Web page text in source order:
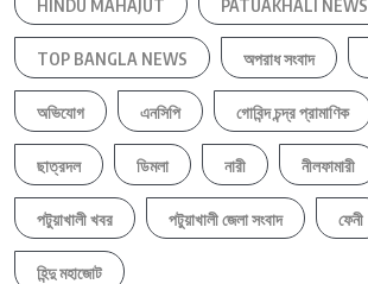
HINDU MAHAJUT PATUAKHALI NEWS
TOP BANGLA NEWS অপরাধ সংবাদ
অভিযোগ এনসিপি গোবিন্দ চন্দ্র প্রামাণিক
ছাত্রদল ডিমলা নারী নীলফামারী
পটুয়াখালী খবর পটুয়াখালী জেলা সংবাদ ফেনী
হিন্দু মহাজোট